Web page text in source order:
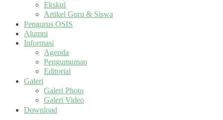
Ekskul
Artikel Guru & Siswa
Pengurus OSIS
Alumni
Informasi
Agenda
Pengumuman
Editorial
Galeri
Galeri Photo
Galeri Video
Download